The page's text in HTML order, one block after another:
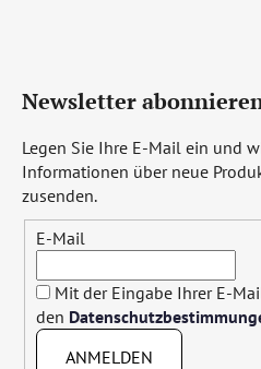
Newsletter
Legen Sie Ihre E-Mail ein und
Informationen über neue
zusenden.
E-Mail
Mit der Eingabe Ihrer E-
den
ANMELDEN